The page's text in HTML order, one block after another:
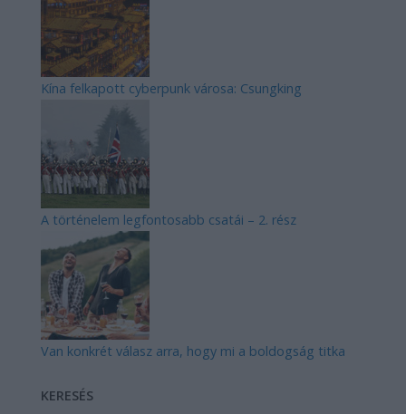
Kína felkapott cyberpunk városa: Csungking
A történelem legfontosabb csatái – 2. rész
Van konkrét válasz arra, hogy mi a boldogság titka
KERESÉS